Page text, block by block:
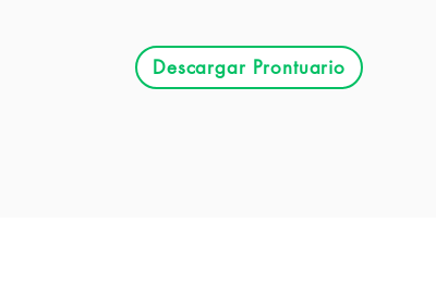
Descargar Prontuario